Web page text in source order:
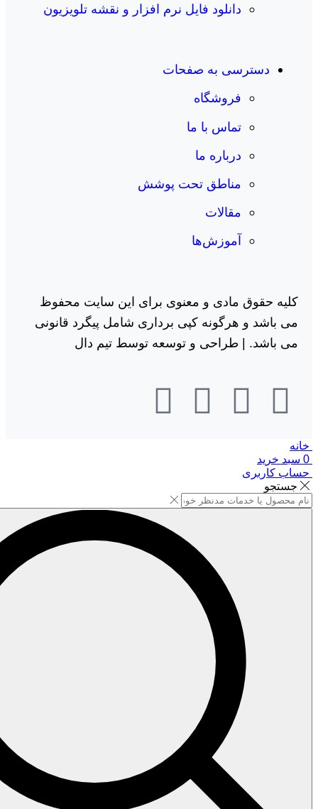
دانلود فایل نرم افزار و نقشه تلویزیون
دسترسی به صفحات
فروشگاه
تماس با ما
درباره ما
مناطق تحت پوشش
مقالات
آموزش‌ها
کلیه حقوق مادی و معنوی برای این سایت محفوظ
می باشد و هرگونه کپی برداری شامل پیگرد قانونی
می باشد. | طراحی و توسعه توسط تیم دال
خانه
0 سبد خرید
حساب کاربری
جستجو